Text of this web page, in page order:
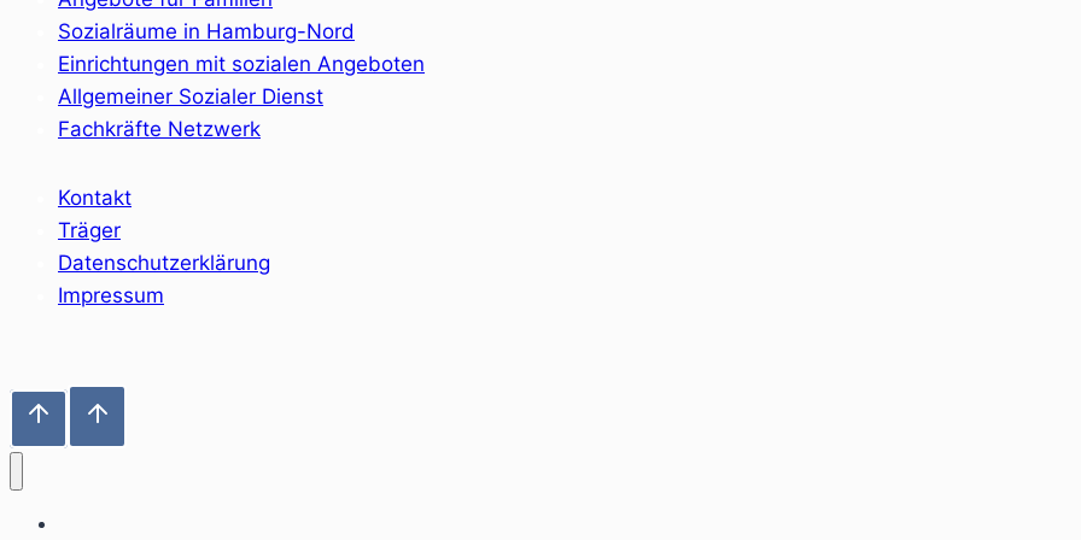
Sozialräume in Hamburg-Nord
Einrichtungen mit sozialen Angeboten
Allgemeiner Sozialer Dienst
Fachkräfte Netzwerk
Kontakt
Träger
Datenschutzerklärung
Impressum